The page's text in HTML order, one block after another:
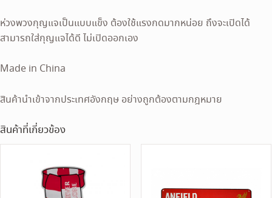
ห่วงพวงกุญแจเป็นแบบแข็ง ต้องใช้แรงกดมากหน่อย ถึงจะเปิดได้
สามารถใส่กุญแจได้ดี ไม่เปิดออกเอง
Made in China
สินค้านำเข้าจากประเทศอังกฤษ อย่างถูกต้องตามกฎหมาย
สินค้าที่เกี่ยวข้อง